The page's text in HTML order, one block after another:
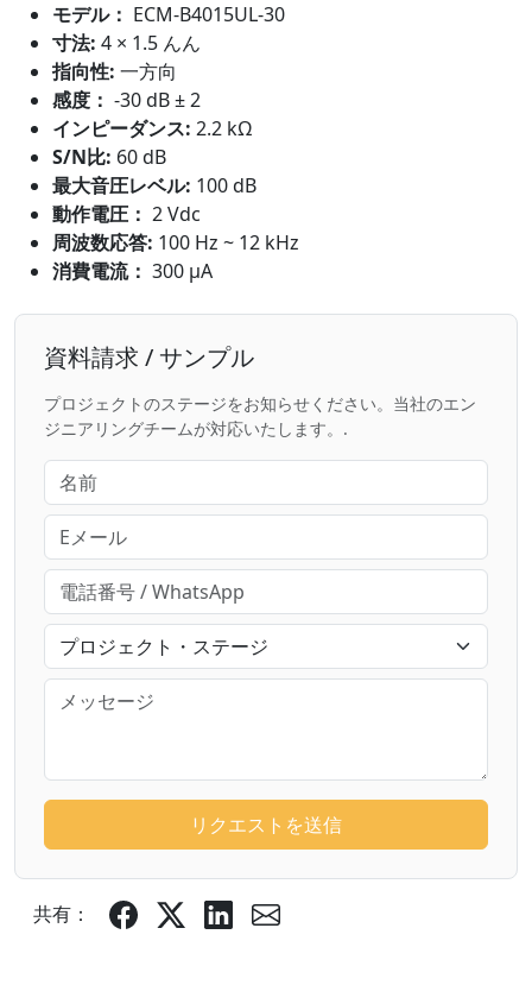
モデル： ECM-B4015UL-30
寸法: 4 × 1.5 んん
指向性: 一方向
感度： -30 dB ± 2
インピーダンス: 2.2 kΩ
S/N比: 60 dB
最大音圧レベル: 100 dB
動作電圧： 2 Vdc
周波数応答: 100 Hz ~ 12 kHz
消費電流： 300 μA
資料請求 / サンプル
プロジェクトのステージをお知らせください。当社のエン
ジニアリングチームが対応いたします。.
リクエストを送信
共有：